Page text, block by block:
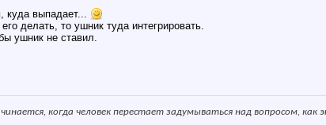
куда выпадает...
делать, то ушник туда интегрировать.
ушник не ставил.
когда человек перестает задумываться над вопросом,